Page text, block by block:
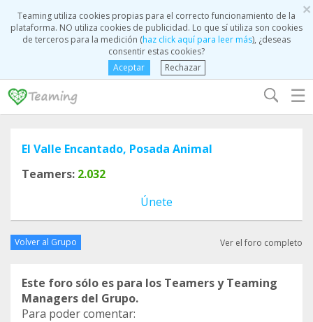
×
Teaming utiliza cookies propias para el correcto funcionamiento de la
plataforma. NO utiliza cookies de publicidad. Lo que sí utiliza son cookies
de terceros para la medición (haz click aquí para leer más), ¿deseas
consentir estas cookies?
Aceptar
Rechazar
☰
El Valle Encantado, Posada Animal
Teamers: 2.032
Únete
Volver al Grupo Ver el foro completo
Este foro sólo es para los Teamers y Teaming
Managers del Grupo.
Para poder comentar: